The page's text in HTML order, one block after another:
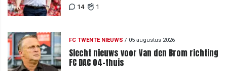
14 1
FC TWENTE NIEUWS / 05 augustus 2026
Slecht nieuws voor Van den Brom richting
FC DAC 04-thuis